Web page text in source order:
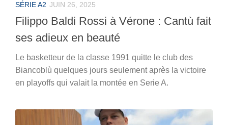
SÉRIE A2 JUIN 26, 2025
Filippo Baldi Rossi à Vérone : Cantù fait
ses adieux en beauté
Le basketteur de la classe 1991 quitte le club des
Biancoblù quelques jours seulement après la victoire
en playoffs qui valait la montée en Serie A.